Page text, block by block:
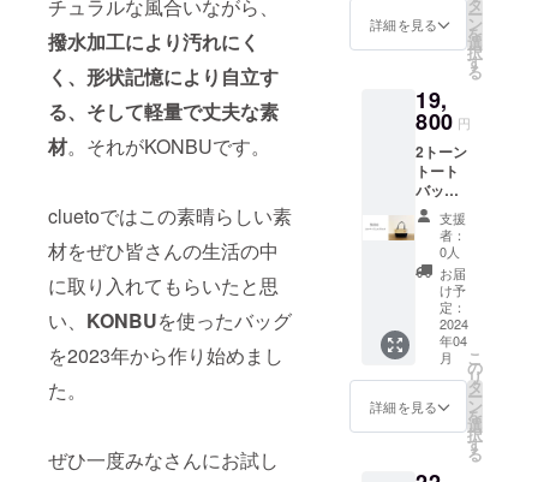
チュラルな風合いながら、
撥水加工により汚れにく
く、形状記憶により自立す
る、そして軽量で丈夫な素
材。それがKONBUです。
cluetoではこの素晴らしい素
材をぜひ皆さんの生活の中
に取り入れてもらいたと思
い、 KONBUを使ったバッグ
を2023年から作り始めまし
た。
ぜひ一度みなさんにお試し
ジュ×
ブラッ
ク
＜２２
０００
F＞ カ
ラーを
４色よ
りお選
びくだ
さい。
オフ
ベー
ジュ×ブ
ルー、
オフ
ベー
ジュ×ブ
ラッ
ク、オ
フベー
ジュ×
詳細を見る
タ
ー
ン
を
選
択
す
る
19,
800 円
2トーン
トート
バッグS
サイズ
カラー
を４色
よりお
選びく
ださ
い。 オ
フベー
ジュ×ブ
ルー、
オフ
ベー
ジュ×ブ
支援
者：
0人
お届
け予
定：
2024
年04
月
詳細を見る
こ
の
リ
タ
ー
ン
を
選
択
す
る